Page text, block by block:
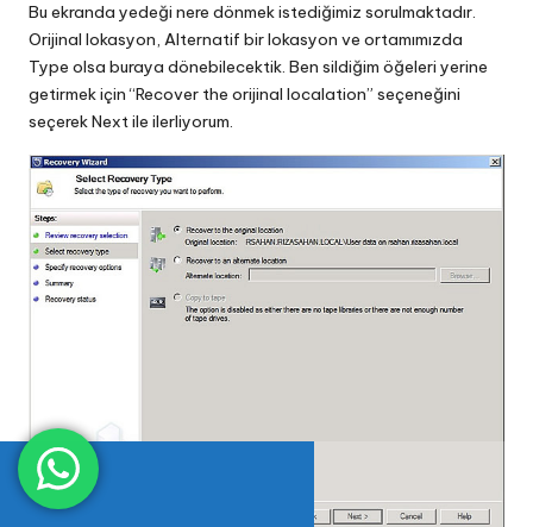
Bu ekranda yedeği nere dönmek istediğimiz sorulmaktadır.
Orijinal lokasyon, Alternatif bir lokasyon ve ortamımızda
Type olsa buraya dönebilecektik. Ben sildiğim öğeleri yerine
getirmek için “Recover the orijinal localation” seçeneğini
seçerek Next ile ilerliyorum.